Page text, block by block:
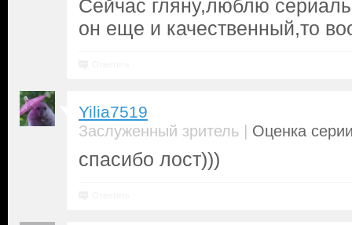
Сейчас гляну,люблю
он еще и качественный,то
Yilia7519
Заслуженный зритель | Оценка
спасибо лост)))